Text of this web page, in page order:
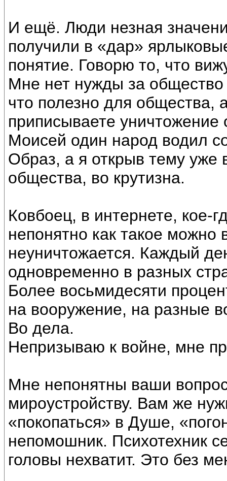
И ещё. Люди незная
получили в «дар»
понятие. Говорю то, что
Мне нет нужды за
что полезно для общества,
приписываете
Моисей один народ водил
Образ, а я открыв тему уже
общества, во крутизна.
Ковбоец, в интернете, кое-
непонятно как такое
неуничтожается. Каждый
одновременно в разных
Более восьмидесяти
на вооружение, на разные
Во дела.
Непризываю к войне, мне
Мне непонятны ваши
мироустройству. Вам же
«покопаться» в Душе,
непомошник. Психотехник
головы нехватит. Это без